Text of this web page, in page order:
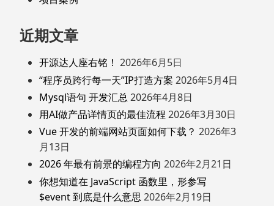
近期文章
开源达人座右铭！ 2026年6月5日
“程序员跨行每一天”IP打造方案 2026年5月4日
Mysql语句 开发汇总 2026年4月8日
用AI做产品详情页的最佳流程 2026年3月30日
Vue 开发的前端网站页面如何下载？ 2026年3
月13日
2026 年最有前景的编程方向 2026年2月21日
你想知道在 JavaScript 函数里，形参写
$event 到底是什么意思 2026年2月19日